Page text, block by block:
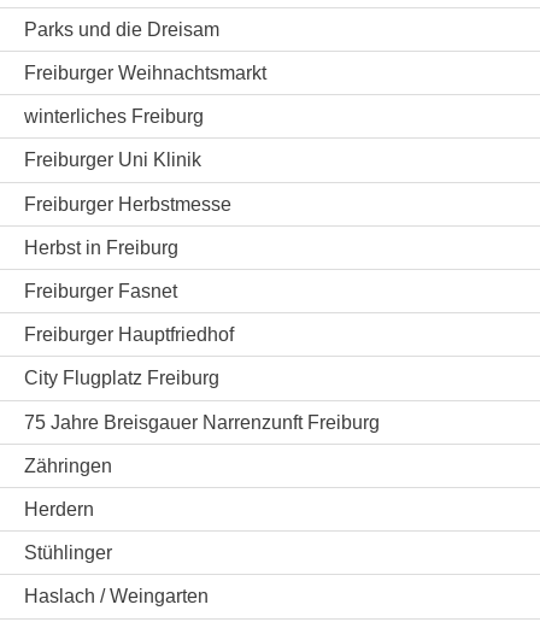
Parks und die Dreisam
Freiburger Weihnachtsmarkt
winterliches Freiburg
Freiburger Uni Klinik
Freiburger Herbstmesse
Herbst in Freiburg
Freiburger Fasnet
Freiburger Hauptfriedhof
City Flugplatz Freiburg
75 Jahre Breisgauer Narrenzunft Freiburg
Zähringen
Herdern
Stühlinger
Haslach / Weingarten